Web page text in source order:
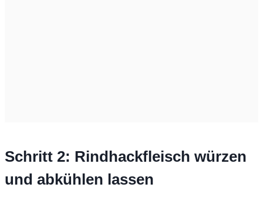
Schritt 2: Rindhackfleisch würzen
und abkühlen lassen